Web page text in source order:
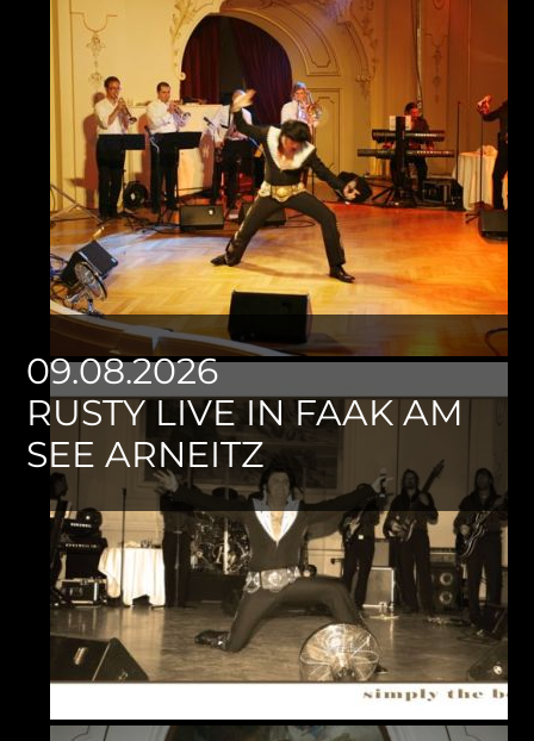
09.08.2026
RUSTY LIVE IN FAAK AM
SEE ARNEITZ